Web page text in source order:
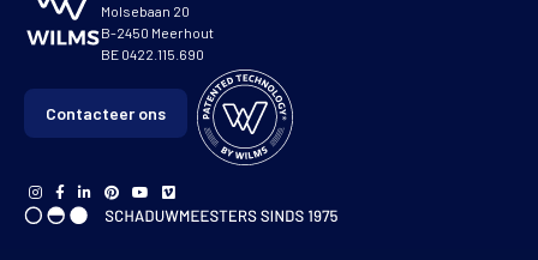
Molsebaan 20
B-2450 Meerhout
BE 0422.115.690
Contacteer ons